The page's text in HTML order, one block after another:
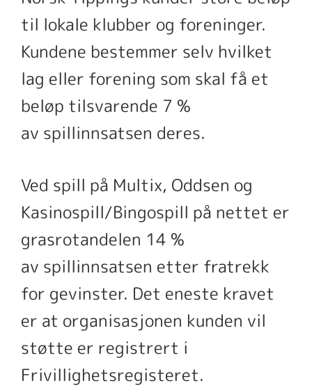
til lokale klubber og foreninger.
Kundene bestemmer selv hvilket
lag eller forening som skal få et
beløp tilsvarende 7 %
av spillinnsatsen deres.
Ved spill på Multix, Oddsen og
Kasinospill/Bingospill på nettet er
grasrotandelen 14 %
av spillinnsatsen etter fratrekk
for gevinster. Det eneste kravet
er at organisasjonen kunden vil
støtte er registrert i
Frivillighetsregisteret.